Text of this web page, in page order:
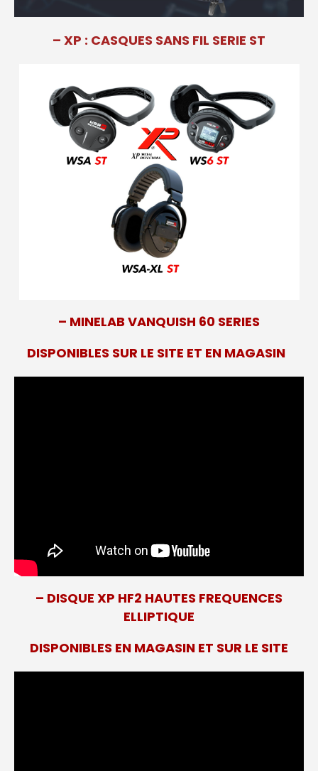
– XP : CASQUES SANS FIL SERIE ST
– MINELAB VANQUISH 60 SERIES
DISPONIBLES SUR LE SITE ET EN MAGASIN
– DISQUE XP HF2 HAUTES FREQUENCES
ELLIPTIQUE
DISPONIBLES EN MAGASIN ET SUR LE SITE